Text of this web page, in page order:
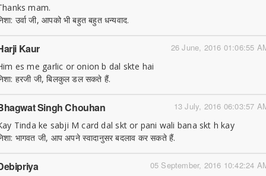
mam.
उर्वा जी, आपको भी बहुत बहुत धन्यवाद.
26 June, 2016 01:06:55
Kaur
es me garlic or onion b dal skte hai
हरजी जी, बिलकुल डल सकते हैं.
13 July, 2016 06:03:57
Singh Chouhan
Tinda ke sabji M card dal skt or pani wali bana skt h kay
भागवत जी, आप अपने स्वादानुसर बदलाव कर सकते हैं.
05 September, 2016 10:42:24